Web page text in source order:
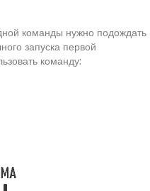
команды нужно подождать
запуска первой
команду: